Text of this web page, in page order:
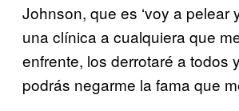
Johnson, que es ‘voy a pelear
una clínica a cualquiera que
enfrente, los derrotaré a todos
podrás negarme la fama que